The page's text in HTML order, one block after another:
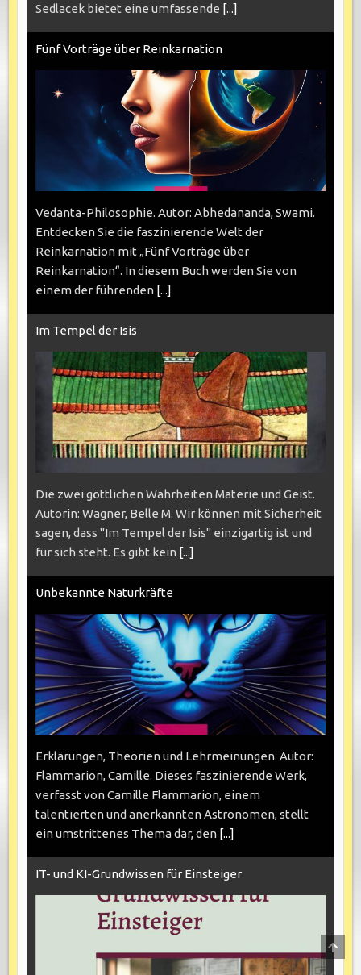
Sedlacek bietet eine umfassende [...]
Fünf Vorträge über Reinkarnation
Vedanta-Philosophie. Autor: Abhedananda, Swami.
Entdecken Sie die faszinierende Welt der
Reinkarnation mit „Fünf Vorträge über
Reinkarnation“. In diesem Buch werden Sie von
einem der führenden [...]
Im Tempel der Isis
Die zwei göttlichen Wahrheiten Materie und Geist.
Autorin: Wagner, Belle M. Wir können mit Sicherheit
sagen, dass "Im Tempel der Isis" einzigartig ist und
für sich steht. Es gibt kein [...]
Unbekannte Naturkräfte
Erklärungen, Theorien und Lehrmeinungen. Autor:
Flammarion, Camille. Dieses faszinierende Werk,
verfasst von Camille Flammarion, einem
talentierten und anerkannten Astronomen, stellt
ein umstrittenes Thema dar, den [...]
IT- und KI-Grundwissen für Einsteiger
TO